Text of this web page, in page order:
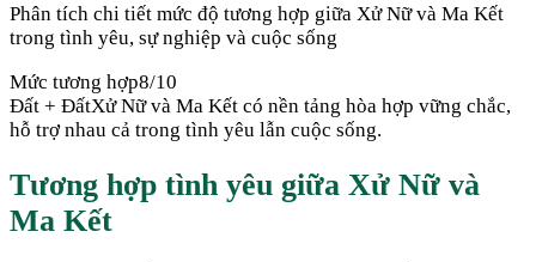
Phân tích chi tiết mức độ tương hợp giữa Xử Nữvà Ma Kết
trong tình yêu, sự nghiệp và cuộc sống
Mức tương hợp8/10
Đất + ĐấtXử Nữ và Ma Kết có nền tảng hòa hợp vững chắc,
hỗ trợ nhau cả trong tình yêu lẫn cuộc sống.
Tương hợp tình yêu giữa Xử Nữ và
Ma Kết